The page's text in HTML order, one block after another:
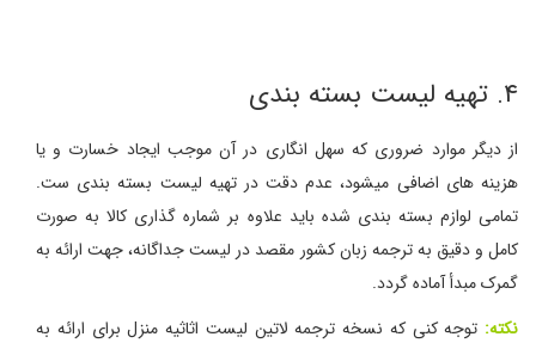
۴. تهیه لیست بسته بندی
از دیگر موارد ضروری که سهل انگاری در آن موجب ایجاد خسارت و یا
هزینه های اضافی میشود، عدم دقت در تهیه لیست بسته بندی ست.
تمامی لوازم بسته بندی شده باید علاوه بر شماره گذاری کالا به صورت
کامل و دقیق به ترجمه زبان کشور مقصد در لیست جداگانه، جهت ارائه به
گمرک مبدأ آماده گردد.
نکته: توجه کنی که نسخه ترجمه لاتین لیست اثاثیه منزل برای ارائه به